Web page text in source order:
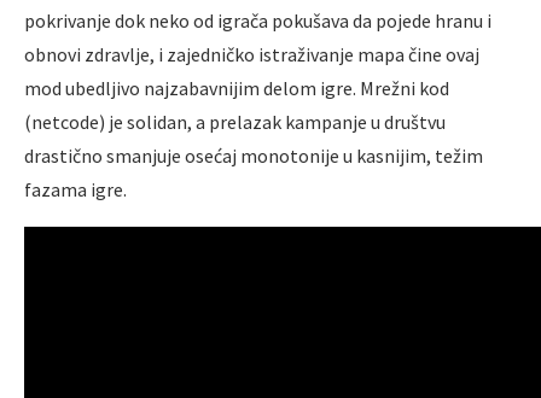
pokrivanje dok neko od igrača pokušava da pojede hranu i
obnovi zdravlje, i zajedničko istraživanje mapa čine ovaj
mod ubedljivo najzabavnijim delom igre. Mrežni kod
(netcode) je solidan, a prelazak kampanje u društvu
drastično smanjuje osećaj monotonije u kasnijim, težim
fazama igre.